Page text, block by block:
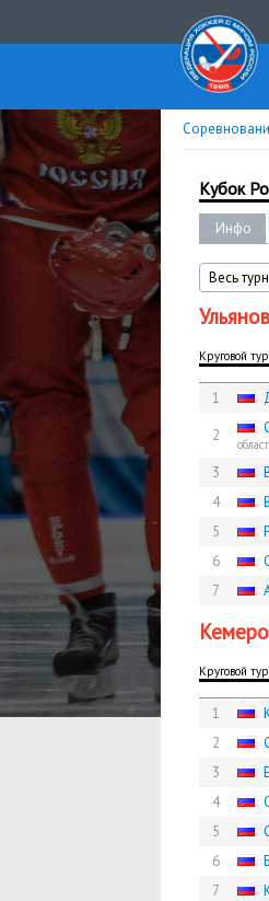
Кубок
Инфо
Весь
Круговой
1
2
3
4
5
6
7
Круговой
1
2
3
4
5
6
7